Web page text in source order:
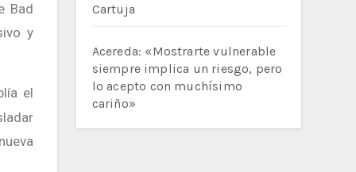
Bad
y
el
Cartuja
Acereda: «Mostrarte vulnerable
siempre implica un riesgo, pero
lo acepto con muchísimo
cariño»